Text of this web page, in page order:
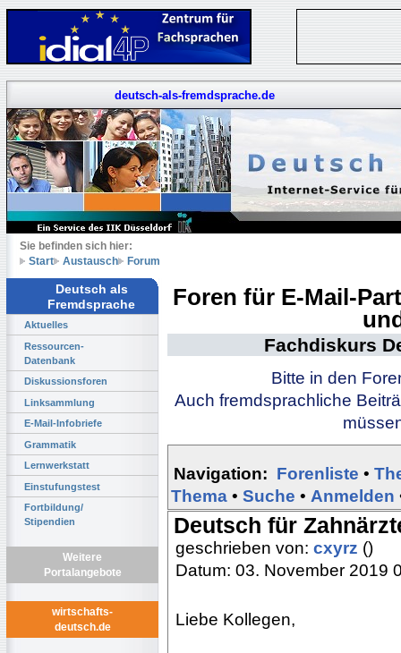
deutsch-als-fremdsprache.de
Sie befinden sich hier:
Start
Austausch Forum
Deutsch als
Fremdsprache
Aktuelles
Ressourcen-
Datenbank
Diskussionsforen
Linksammlung
E-Mail-Infobriefe
Grammatik
Lernwerkstatt
Einstufungstest
Fortbildung/
Stipendien
Weitere
Portalangebote
wirtschafts-
deutsch.de
Foren für E-Mail-
Fachdiskurs
Bitte in den
Auch fremdsprachliche
Navigation: Forenliste •
Thema • Suche • Anmelden
Deutsch für
geschrieben von: cxyrz ()
Datum: 03. November 2019
Liebe Kollegen,